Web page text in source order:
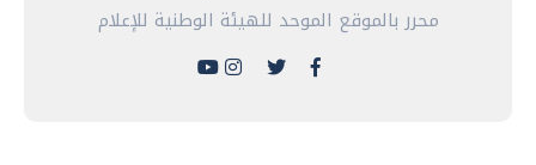
محرر بالموقع الموحد للهيئة الوطنية للإعلام